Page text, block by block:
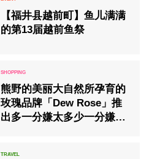
【福井县越前町】鱼儿满满
的第13届越前鱼祭
熊野的美丽大自然所孕育的
玫瑰品牌「Dew Rose」推
出多一分嫌太多少一分嫌太